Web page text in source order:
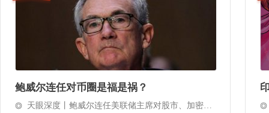
鲍威尔连任对币圈是福是祸？
天眼深度丨鲍威尔连任美联储主席对股市、加密市场不利？